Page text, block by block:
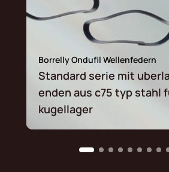
Borrelly Ondufil Wellenfedern
Standard serie mit
enden aus c75 typ stahl
kugellager